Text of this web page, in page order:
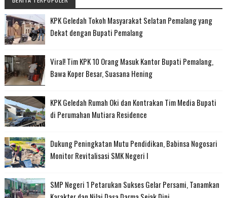
KPK Geledah Tokoh Masyarakat Selatan Pemalang yang
Dekat dengan Bupati Pemalang
Viral! Tim KPK 10 Orang Masuk Kantor Bupati Pemalang,
Bawa Koper Besar, Suasana Hening
KPK Geledah Rumah Oki dan Kontrakan Tim Media Bupati
di Perumahan Mutiara Residence
Dukung Peningkatan Mutu Pendidikan, Babinsa Nogosari
Monitor Revitalisasi SMK Negeri I
SMP Negeri 1 Petarukan Sukses Gelar Persami, Tanamkan